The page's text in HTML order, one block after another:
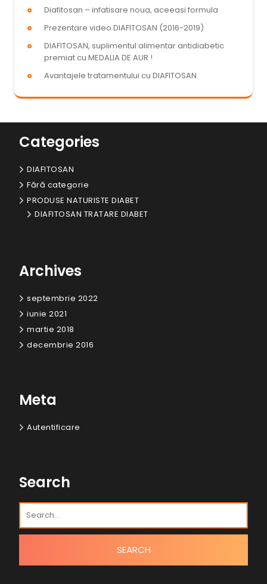
Diafitosan – infatisare noua, aceeasi formula
Prezentare video DIAFITOSAN (2016-2019)
DIAFITOSAN, suplimentul alimentar antidiabetic
premiat cu MEDALIA DE AUR !
Avantajele tratamentului cu DIAFITOSAN
Categories
DIAFITOSAN
Fără categorie
PRODUSE NATURISTE DIABET
DIAFITOSAN TRATARE DIABET
Archives
septembrie 2022
iunie 2021
martie 2018
decembrie 2016
Meta
Autentificare
Search